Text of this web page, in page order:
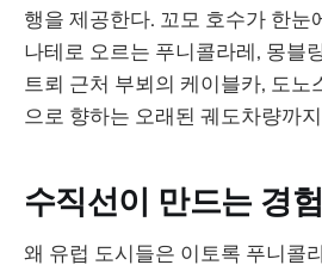
행을 제공한다. 꼬모 호수가 한눈
나테로 오르는 푸니콜라레, 몽블
트뢰 근처 부뵈의 케이블카, 도노
으로 향하는 오래된 궤도차량까
수직선이 만드는 경
왜 유럽 도시들은 이토록 푸니콜